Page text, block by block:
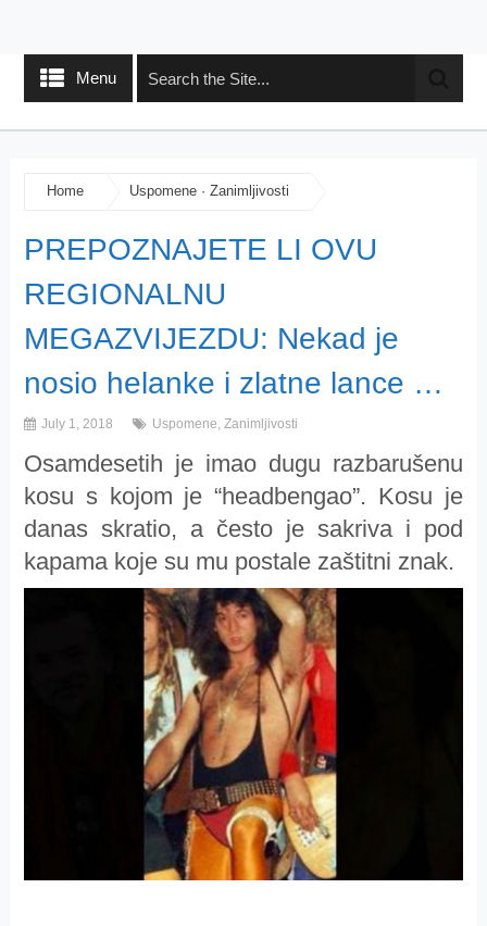
Menu
Home Uspomene· Zanimljivosti
PREPOZNAJETE LI OVU
REGIONALNU
MEGAZVIJEZDU: Nekad je
nosio helanke i zlatne lance …
July 1, 2018 Uspomene, Zanimljivosti
Osamdesetih je imao dugu razbarušenu
kosu s kojom je “headbengao”. Kosu je
danas skratio, a često je sakriva i pod
kapama koje su mu postale zaštitni znak.